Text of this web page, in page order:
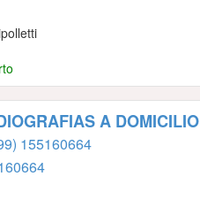
A DOMICILIO
155160664